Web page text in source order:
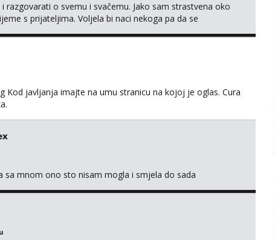
o svemu i svačemu. Jako sam strastvena oko
s prijateljima. Voljela bi naci nekoga pa da se
Kod javljanja imajte na umu stranicu na kojoj je oglas. Cura
sa mnom ono sto nisam mogla i smjela do sada